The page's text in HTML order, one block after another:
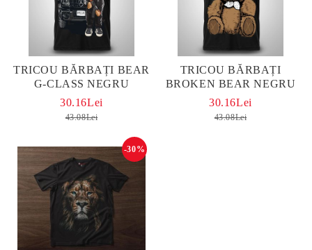
TRICOU BĂRBAȚI BEAR
G-CLASS NEGRU
30.16Lei
43.08Lei
TRICOU BĂRBAȚI
BROKEN BEAR NEGRU
30.16Lei
43.08Lei
-30%